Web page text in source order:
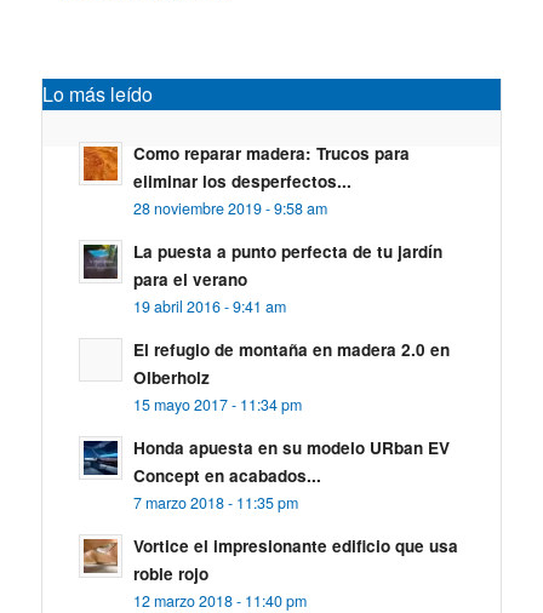
Lo más leído
Como reparar madera: Trucos para
eliminar los desperfectos...
28 noviembre 2019 - 9:58 am
La puesta a punto perfecta de tu jardín
para el verano
19 abril 2016 - 9:41 am
El refugio de montaña en madera 2.0 en
Olberholz
15 mayo 2017 - 11:34 pm
Honda apuesta en su modelo URban EV
Concept en acabados...
7 marzo 2018 - 11:35 pm
Vortice el impresionante edificio que usa
roble rojo
12 marzo 2018 - 11:40 pm